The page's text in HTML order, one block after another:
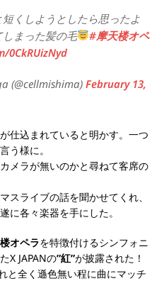
くしようとしたら思ったよ
まった髪の毛
#摩天楼オペ
0CkRUizNyd
(@cellmishima) February 13,
仕込まれていると明かす。一つ
う様に。
メラが無いのかと尋ねて客席の
スライブの話を聞かせてくれ、
に各々楽器を手にした。
オペラを特徴付けるシンフォニ
X JAPANの”紅”が披露された！
と全く遜色無い程に曲にマッチ